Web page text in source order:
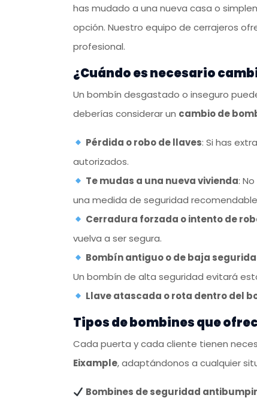
has mudado a una nueva casa o
opción. Nuestro equipo de cerrajeros
profesional.
¿Cuándo es necesario
Un bombín desgastado o inseguro
deberías considerar un cambio de
Pérdida o robo de llaves: Si has
autorizados.
Te mudas a una nueva vivienda:
una medida de seguridad
Cerradura forzada o intento de
vuelva a ser segura.
Bombín antiguo o de baja
Un bombín de alta seguridad evitará
Llave atascada o rota dentro del
Tipos de bombines que
Cada puerta y cada cliente tienen
Eixample, adaptándonos a cualquier
Bombines de seguridad